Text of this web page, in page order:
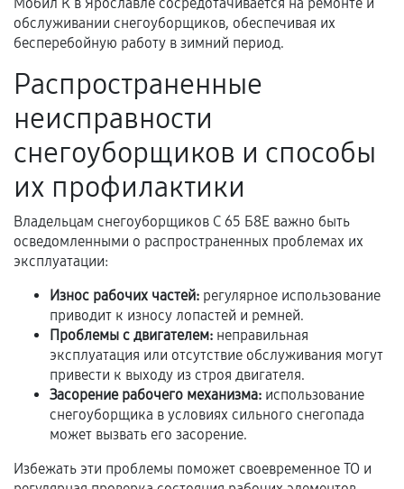
гарантии
Акт выполненных работ с датой, перечнем
услуг и сроком гарантии.
Документы на установленные комплектующие
и кассовый чек.
Расширенная гарантия
В некоторых случаях возможно оформление
расширенной гарантии. Стоимость, сроки и
условия продления согласовываются отдельно и
фиксируются в документах.
Когда гарантия не действует
механические повреждения, попадание влаги,
обслуживании снегоуборщиков, обеспечивая их
бесперебойную работу в зимний период.
Распространенные
неисправности
снегоуборщиков и способы
их профилактики
Владельцам снегоуборщиков С 65 Б8Е важно быть
осведомленными о распространенных проблемах их
эксплуатации:
Износ рабочих частей: регулярное использование
приводит к износу лопастей и ремней.
Проблемы с двигателем: неправильная
эксплуатация или отсутствие обслуживания могут
привести к выходу из строя двигателя.
Засорение рабочего механизма: использование
снегоуборщика в условиях сильного снегопада
может вызвать его засорение.
Избежать эти проблемы поможет своевременное ТО и